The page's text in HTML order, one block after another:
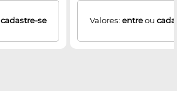
cadastre-se Valores: entreou